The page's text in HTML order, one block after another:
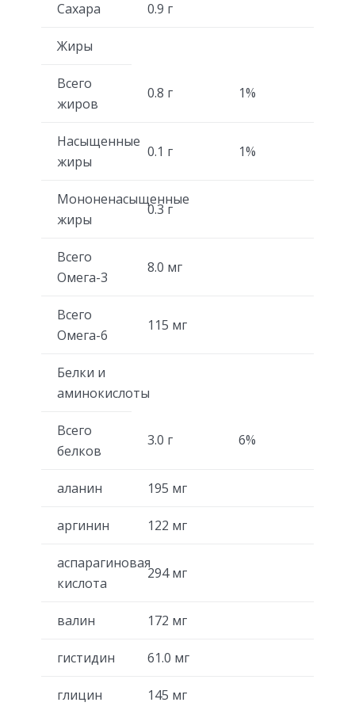
Сахара 0.9 г
Жиры
Всего
жиров
0.8 г 1%
Насыщенные
жиры
0.1 г 1%
Мононенасыщенные
жиры
0.3 г
Всего
Омега-3
8.0 мг
Всего
Омега-6
115 мг
Белки и
аминокислоты
Всего
белков
3.0 г 6%
аланин 195 мг
аргинин 122 мг
аспарагиновая
кислота
294 мг
валин 172 мг
гистидин 61.0 мг
глицин 145 мг